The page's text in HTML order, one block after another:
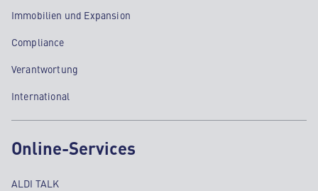
Immobilien und Expansion
Compliance
Verantwortung
International
Online-Services
ALDI TALK